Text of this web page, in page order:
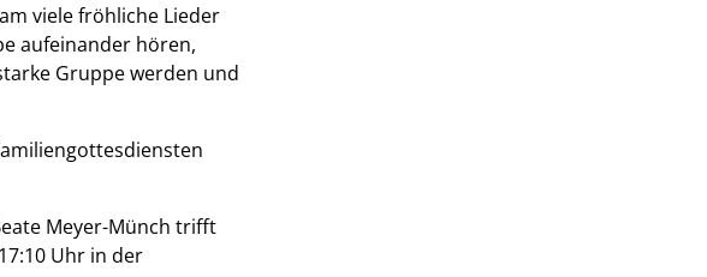
viele fröhliche Lieder
aufeinander hören,
Gruppe werden und
Meyer-Münch trifft
Uhr in der